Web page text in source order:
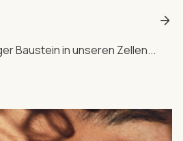
Baustein in unseren Zellen...